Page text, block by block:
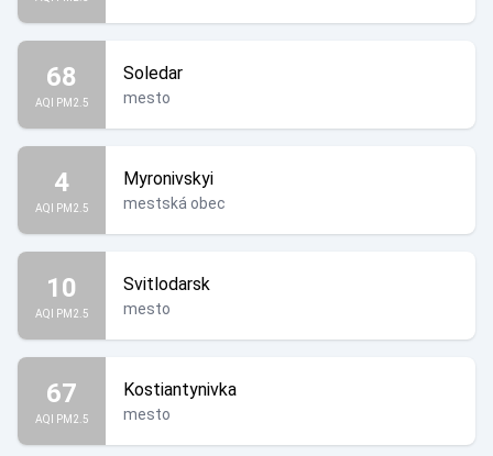
68
AQI PM2.5
Soledar
mesto
4
AQI PM2.5
Myronivskyi
mestská obec
10
AQI PM2.5
Svitlodarsk
mesto
67
AQI PM2.5
Kostiantynivka
mesto